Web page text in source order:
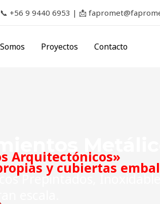
📞 +56 9 9440 6953 | 📩
Proyectos Contacto
Arquitectónicos»
y cubiertas
Prepintados, Inoxidable
escala.